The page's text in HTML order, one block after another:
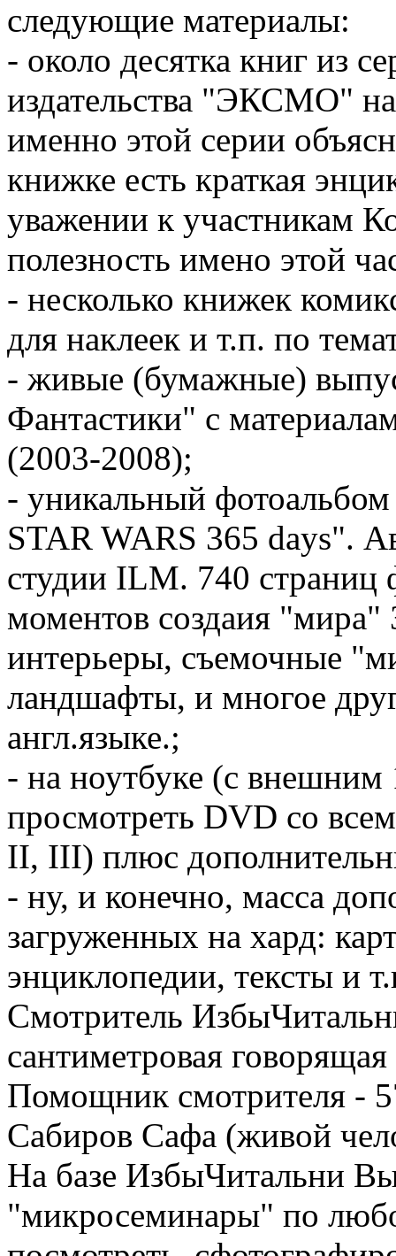
следующие материалы:
- около десятка книг из
издательства "ЭКСМО"
именно этой серии
книжке есть краткая
уважении к участникам
полезность имено этой
- несколько книжек
для наклеек и т.п. по
- живые (бумажные)
Фантастики" с
(2003-2008);
- уникальный
STAR WARS 365 days".
студии ILM. 740 страниц
моментов создаия
интерьеры, съемочные
ландшафты, и многое
англ.языке.;
- на ноутбуке (с
просмотреть DVD со
II, III) плюс
- ну, и конечно, масса
загруженных на хард:
энциклопедии, тексты и
Смотритель
сантиметровая
Помощник смотрителя -
Сабиров Сафа (живой
На базе ИзбыЧитальни
"микросеминары" по